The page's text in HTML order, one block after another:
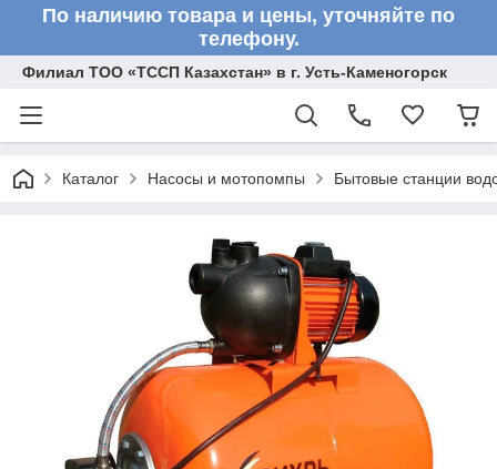
По наличию товара и цены, уточняйте по
телефону.
Филиал ТОО «ТССП Казахстан» в г. Усть-Каменогорск
Каталог Насосы и мотопомпы Бытовые станции